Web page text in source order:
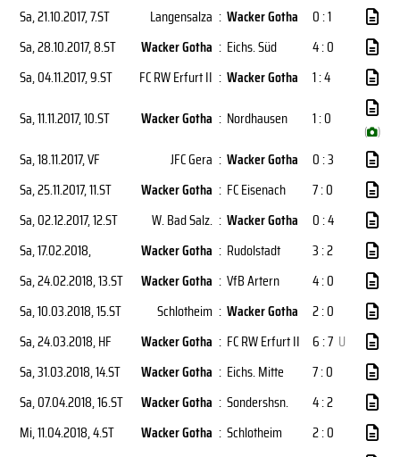
Sa, 21.10.2017, 7.ST Langensalza : Wacker Gotha
0 : 1
Sa, 28.10.2017, 8.ST Wacker Gotha : Eichs. Süd
4 : 0
Sa, 04.11.2017, 9.ST FC RW Erfurt II : Wacker Gotha
1 : 4
Sa, 11.11.2017, 10.ST Wacker Gotha : Nordhausen 1 : 0
( )
Sa, 18.11.2017, VF JFC Gera : Wacker Gotha
0 : 3
Sa, 25.11.2017, 11.ST Wacker Gotha : FC Eisenach
7 : 0
Sa, 02.12.2017, 12.ST W. Bad Salz. : Wacker Gotha
0 : 4
Sa, 17.02.2018, Wacker Gotha : Rudolstadt
3 : 2
Sa, 24.02.2018, 13.ST Wacker Gotha : VfB Artern
4 : 0
Sa, 10.03.2018, 15.ST Schlotheim : Wacker Gotha
2 : 0
Sa, 24.03.2018, HF Wacker Gotha : FC RW Erfurt II 6 : 7 U
Sa, 31.03.2018, 14.ST Wacker Gotha : Eichs. Mitte
7 : 0
Sa, 07.04.2018, 16.ST Wacker Gotha : Sondershsn.
4 : 2
Mi, 11.04.2018, 4.ST Wacker Gotha : Schlotheim
2 : 0